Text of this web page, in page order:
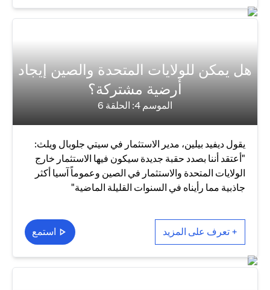
هل يمكن للولايات المتحدة والصين إيجاد
أرضية مشتركة؟
الموسم 4: الحلقة 6
يقول ديفيد بيلين، مدير الاستثمار في سيتي جلوبال ويلث:
"أعتقد أننا بصدد حقبة جديدة سيكون فيها الاستثمار خارج
الولايات المتحدة والاستثمار في الصين وعموماً آسيا أكثر
جاذبية مما رأيناه في السنوات القليلة الماضية"
+ تعرف على المزيد استمع